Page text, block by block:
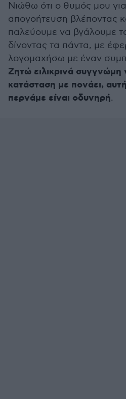
Νιώθω ότι ο θυμός μου
απογοήτευση βλέποντας
παλεύουμε να βγάλουμε
δίνοντας τα πάντα, με
λογομαχήσω με έναν
Ζητώ ειλικρινά συγγνώμη
κατάσταση με πονάει,
περνάμε είναι οδυνηρή.